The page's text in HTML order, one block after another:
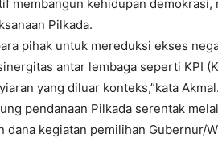
membangun kehidupan
Pilkada.
pihak untuk mereduksi ekses
antar lembaga seperti KPI
yang diluar konteks,”kata Akmal.
pendanaan Pilkada serentak
dana kegiatan pemilihan Gubernur/